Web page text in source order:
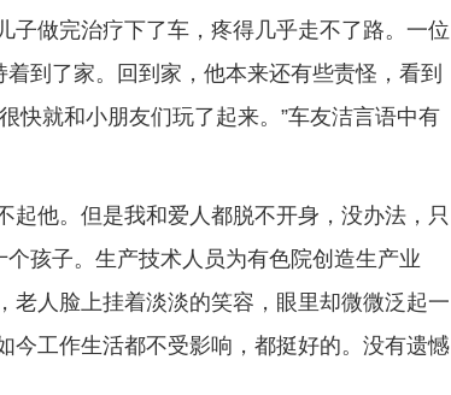
子做完治疗下了车，疼得几乎走不了路。一位
到了家。回到家，他本来还有些责怪，看到
快就和小朋友们玩了起来。”车友洁言语中有
起他。但是我和爱人都脱不开身，没办法，只
孩子。生产技术人员为有色院创造生产业
老人脸上挂着淡淡的笑容，眼里却微微泛起一
今工作生活都不受影响，都挺好的。没有遗憾